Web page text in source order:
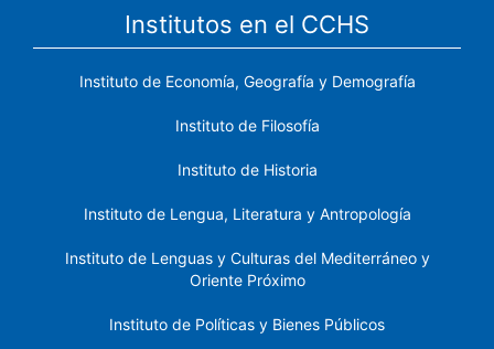
Institutos en el CCHS
Instituto de Economía, Geografía y Demografía
Instituto de Filosofía
Instituto de Historia
Instituto de Lengua, Literatura y Antropología
Instituto de Lenguas y Culturas del Mediterráneo y
Oriente Próximo
Instituto de Políticas y Bienes Públicos